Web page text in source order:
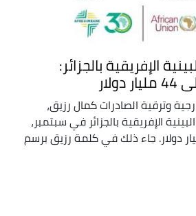
الإفريقية بالجزائر:
وترقية الصادرات كمال رزيق،
الإفريقية بالجزائر في سبتمبر،
الـ 44 مليار دولار. جاء ذلك في كلمة رزيق برسم